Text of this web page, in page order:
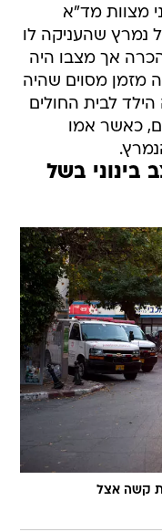
מצוות מד"א
נמרץ שהעניקה לו
אך מצבו היה
מזמן מסוים שהיה
לבית החולים
כאשר אמו
בינוני בשל
קשה אצל